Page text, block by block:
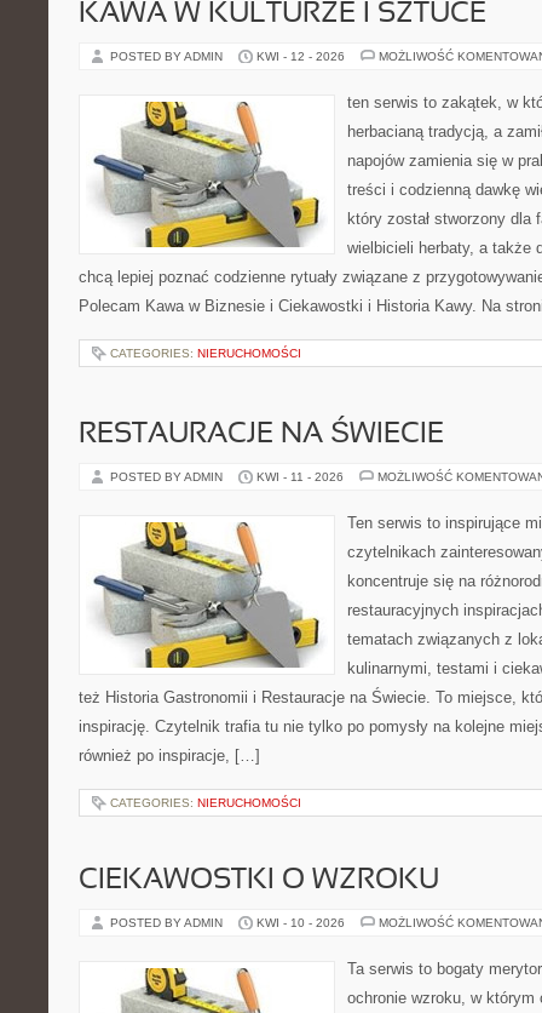
KAWA W KULTURZE I SZTUCE
POSTED BY ADMIN KWI - 12 - 2026 MOŻLIWOŚĆ
ten serwis to zakątek, w
herbacianą tradycją, a
napojów zamienia się w
treści i codzienną dawkę
który został stworzony dla
wielbicieli herbaty, a także
chcą lepiej poznać codzienne rytuały związane z
Polecam Kawa w Biznesie i Ciekawostki i Historia Kawy. Na
CATEGORIES: NIERUCHOMOŚCI
RESTAURACJE NA ŚWIECIE
POSTED BY ADMIN KWI - 11 - 2026 MOŻLIWOŚĆ
Ten serwis to inspirujące
czytelnikach
koncentruje się na
restauracyjnych
tematach związanych z
kulinarnymi, testami i
też Historia Gastronomii i Restauracje na Świecie. To miejsce,
inspirację. Czytelnik trafia tu nie tylko po pomysły na kolejne
również po inspiracje, […]
CATEGORIES: NIERUCHOMOŚCI
CIEKAWOSTKI O WZROKU
POSTED BY ADMIN KWI - 10 - 2026 MOŻLIWOŚĆ
Ta serwis to bogaty
ochronie wzroku, w